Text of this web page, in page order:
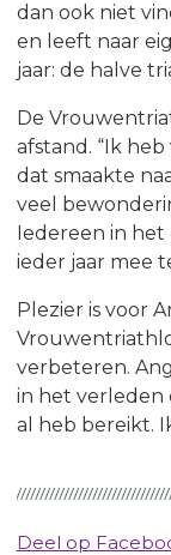
dan ook niet
en leeft naar
jaar: de halve
De
afstand. “Ik
dat smaakte
veel
Iedereen in het
ieder jaar mee
Plezier is voor
verbeteren.
in het verleden
al heb bereikt.
Deel op